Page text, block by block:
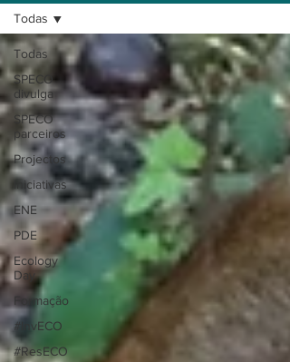
Todas
SPECO
divulga
SPECO
parceiros
Projectos
Iniciativas
ENE
PDE
Ecology
Day
Formação
#InvECO
#ResECO
Todas